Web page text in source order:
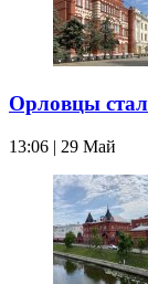
Орловцы
13:06 | 29 Май